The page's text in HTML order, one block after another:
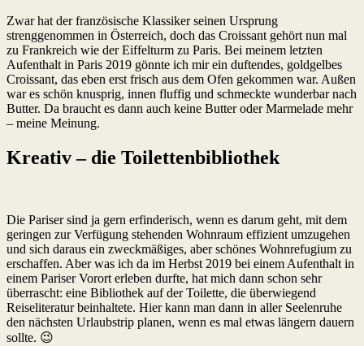
Zwar hat der französische Klassiker seinen Ursprung
strenggenommen in Österreich, doch das Croissant gehört nun mal
zu Frankreich wie der Eiffelturm zu Paris. Bei meinem letzten
Aufenthalt in Paris 2019 gönnte ich mir ein duftendes, goldgelbes
Croissant, das eben erst frisch aus dem Ofen gekommen war. Außen
war es schön knusprig, innen fluffig und schmeckte wunderbar nach
Butter. Da braucht es dann auch keine Butter oder Marmelade mehr
– meine Meinung.
Kreativ – die Toilettenbibliothek
Die Pariser sind ja gern erfinderisch, wenn es darum geht, mit dem
geringen zur Verfügung stehenden Wohnraum effizient umzugehen
und sich daraus ein zweckmäßiges, aber schönes Wohnrefugium zu
erschaffen. Aber was ich da im Herbst 2019 bei einem Aufenthalt in
einem Pariser Vorort erleben durfte, hat mich dann schon sehr
überrascht: eine Bibliothek auf der Toilette, die überwiegend
Reiseliteratur beinhaltete. Hier kann man dann in aller Seelenruhe
den nächsten Urlaubstrip planen, wenn es mal etwas längern dauern
sollte. 😉